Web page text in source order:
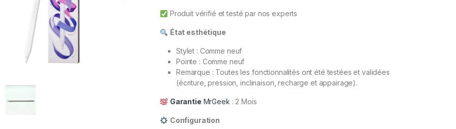
Produit vérifié et testé par nos experts
État esthétique
Stylet : Comme neuf
Pointe : Comme neuf
Remarque : Toutes les fonctionnalités ont été testées et validées
(écriture, pression, inclinaison, recharge et appairage).
Garantie MrGeek : 2 Mois
Configuration